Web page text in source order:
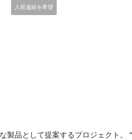
入荷連絡を希望
品として提案するプロジェクト。